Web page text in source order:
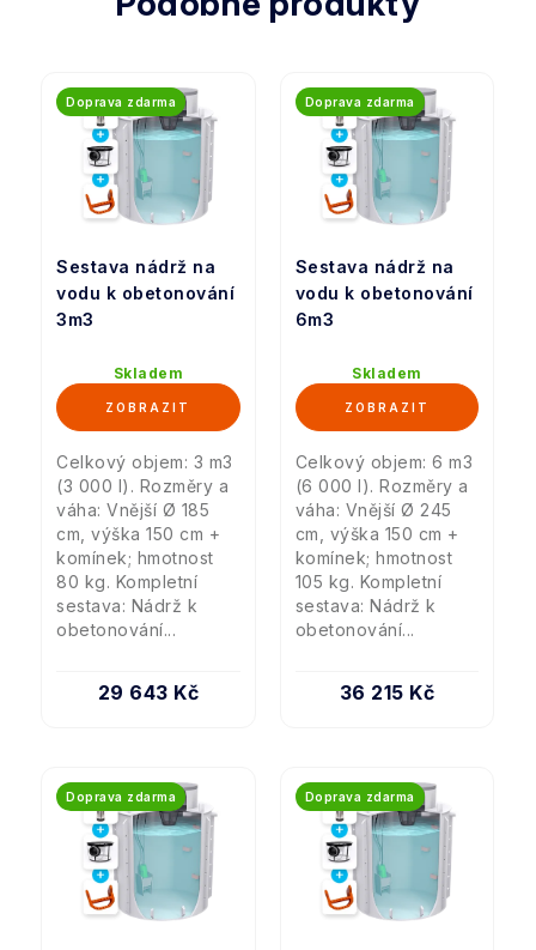
Sestava nádrž na
vodu k obetonování
3m3
Doprava zdarma
Skladem
29 643 Kč
Celkový objem: 3 m3
(3 000 l). Rozměry a
váha: Vnější Ø 185
cm, výška 150 cm +
komínek; hmotnost
80 kg. Kompletní
sestava: Nádrž k
obetonování...
Sestava nádrž na
vodu k obetonování
6m3
Doprava zdarma
Skladem
36 215 Kč
Celkový objem: 6 m3
(6 000 l). Rozměry a
váha: Vnější Ø 245
cm, výška 150 cm +
komínek; hmotnost
105 kg. Kompletní
sestava: Nádrž k
obetonování...
Doprava zdarma Doprava zdarma